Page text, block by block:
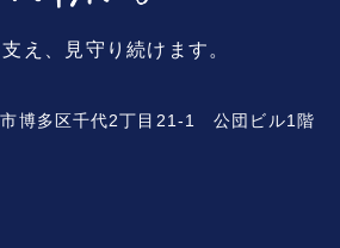
え、見守り続けます。
博多区千代2丁目21-1 公団ビル1階